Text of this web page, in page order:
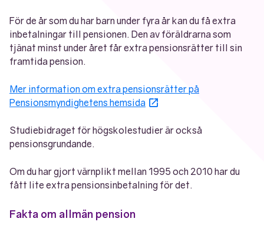
För de år som du har barn under fyra år kan du få extra
inbetalningar till pensionen. Den av föräldrarna som
tjänat minst under året får extra pensionsrätter till sin
framtida pension.
Mer information om extra pensionsrätter på
Pensionsmyndighetens hemsida
Studiebidraget för högskolestudier är också
pensionsgrundande.
Om du har gjort värnplikt mellan 1995 och 2010 har du
fått lite extra pensionsinbetalning för det.
Fakta om allmän pension